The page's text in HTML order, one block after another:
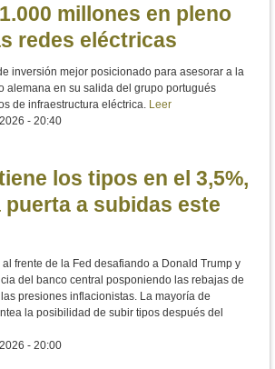
millones en pleno
redes eléctricas
inversión mejor posicionado para asesorar a la
alemana en su salida del grupo portugués
de infraestructura eléctrica. Leer
- 20:40
los tipos en el 3,5%,
puerta a subidas este
frente de la Fed desafiando a Donald Trump y
del banco central posponiendo las rebajas de
presiones inflacionistas. La mayoría de
la posibilidad de subir tipos después del
- 20:00